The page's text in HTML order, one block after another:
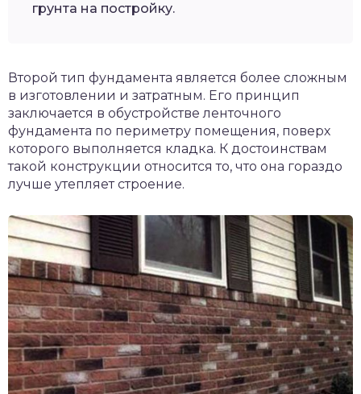
грунта на постройку.
Второй тип фундамента является более сложным
в изготовлении и затратным. Его принцип
заключается в обустройстве ленточного
фундамента по периметру помещения, поверх
которого выполняется кладка. К достоинствам
такой конструкции относится то, что она гораздо
лучше утепляет строение.